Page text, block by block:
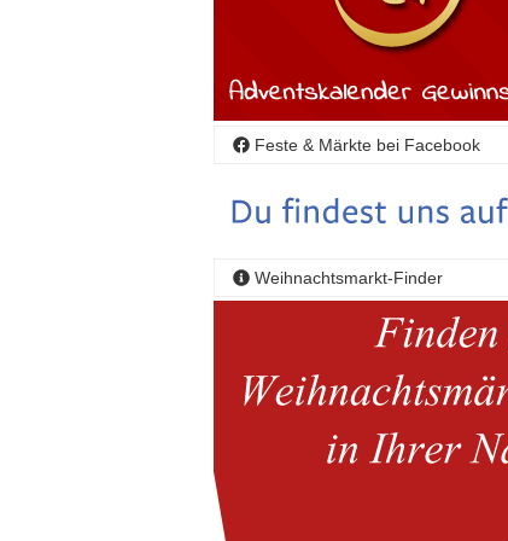
Feste & Märkte bei Facebook
Weihnachtsmarkt-Finder